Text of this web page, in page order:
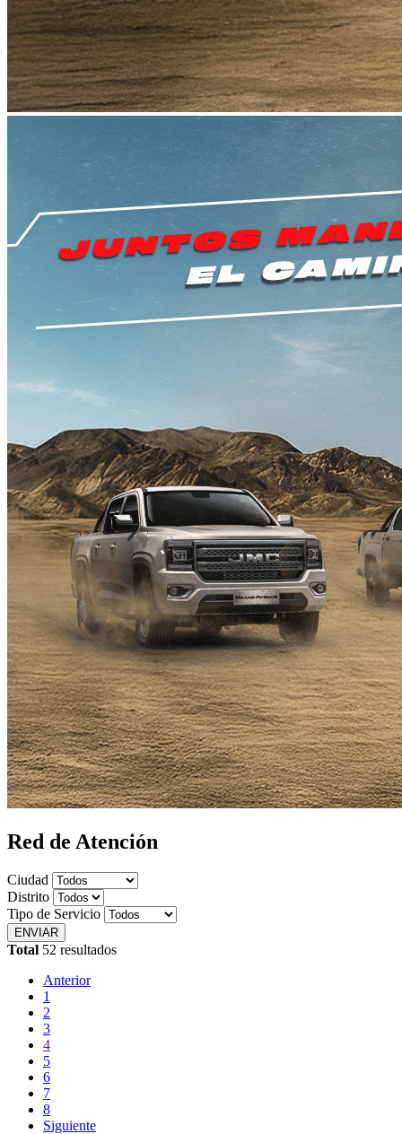
Red de Atención
Ciudad
Distrito
Tipo de Servicio
Total 52 resultados
Anterior
1
2
3
4
5
6
7
8
Siguiente